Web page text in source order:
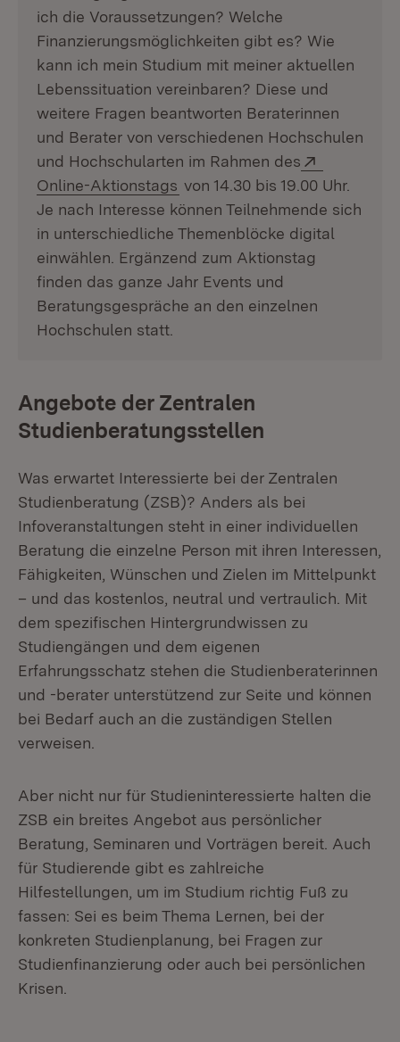
ich die Voraussetzungen? Welche
Finanzierungsmöglichkeiten gibt es? Wie
kann ich mein Studium mit meiner aktuellen
Lebenssituation vereinbaren? Diese und
weitere Fragen beantworten Beraterinnen
und Berater von verschiedenen Hochschulen
und Hochschularten im Rahmen des
Online-Aktionstags (Öffnet in neuem Fenster)
von 14.30 bis 19.00 Uhr.
Je nach Interesse können Teilnehmende sich
in unterschiedliche Themenblöcke digital
einwählen. Ergänzend zum Aktionstag
finden das ganze Jahr Events und
Beratungsgespräche an den einzelnen
Hochschulen statt.
Angebote der Zentralen
Studienberatungsstellen
Was erwartet Interessierte bei der Zentralen
Studienberatung (ZSB)? Anders als bei
Infoveranstaltungen steht in einer individuellen
Beratung die einzelne Person mit ihren Interessen,
Fähigkeiten, Wünschen und Zielen im Mittelpunkt
– und das kostenlos, neutral und vertraulich. Mit
dem spezifischen Hintergrundwissen zu
Studiengängen und dem eigenen
Erfahrungsschatz stehen die Studienberaterinnen
und -berater unterstützend zur Seite und können
bei Bedarf auch an die zuständigen Stellen
verweisen.
Aber nicht nur für Studieninteressierte halten die
ZSB ein breites Angebot aus persönlicher
Beratung, Seminaren und Vorträgen bereit. Auch
für Studierende gibt es zahlreiche
Hilfestellungen, um im Studium richtig Fuß zu
fassen: Sei es beim Thema Lernen, bei der
konkreten Studienplanung, bei Fragen zur
Studienfinanzierung oder auch bei persönlichen
Krisen.